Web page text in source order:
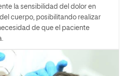
la sensibilidad del dolor en
cuerpo, posibilitando realizar
de que el paciente